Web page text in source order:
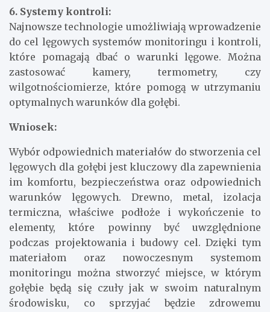
6. Systemy kontroli:
Najnowsze technologie umożliwiają wprowadzenie
do cel lęgowych systemów monitoringu i kontroli,
które pomagają dbać o warunki lęgowe. Można
zastosować kamery, termometry, czy
wilgotnościomierze, które pomogą w utrzymaniu
optymalnych warunków dla gołębi.
Wniosek:
Wybór odpowiednich materiałów do stworzenia cel
lęgowych dla gołębi jest kluczowy dla zapewnienia
im komfortu, bezpieczeństwa oraz odpowiednich
warunków lęgowych. Drewno, metal, izolacja
termiczna, właściwe podłoże i wykończenie to
elementy, które powinny być uwzględnione
podczas projektowania i budowy cel. Dzięki tym
materiałom oraz nowoczesnym systemom
monitoringu można stworzyć miejsce, w którym
gołębie będą się czuły jak w swoim naturalnym
środowisku, co sprzyjać będzie zdrowemu